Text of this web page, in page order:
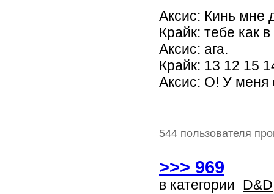
Аксис: Кинь мне
Крайк: тебе как
Аксис: ага.
Крайк: 13 12 15
Аксис: О! У меня
544 пользователя
>>> 969
в категории D&D